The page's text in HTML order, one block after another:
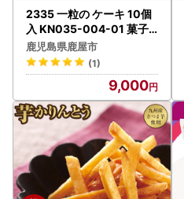
2335 一粒の ケーキ 10個
入 KN035-004-01 菓子
さつまいも
鹿児島県鹿屋市
(1)
9,000